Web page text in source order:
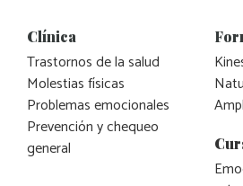
Clínica
Trastornos de la salud
Molestias físicas
Problemas emocionales
Prevención y chequeo
general